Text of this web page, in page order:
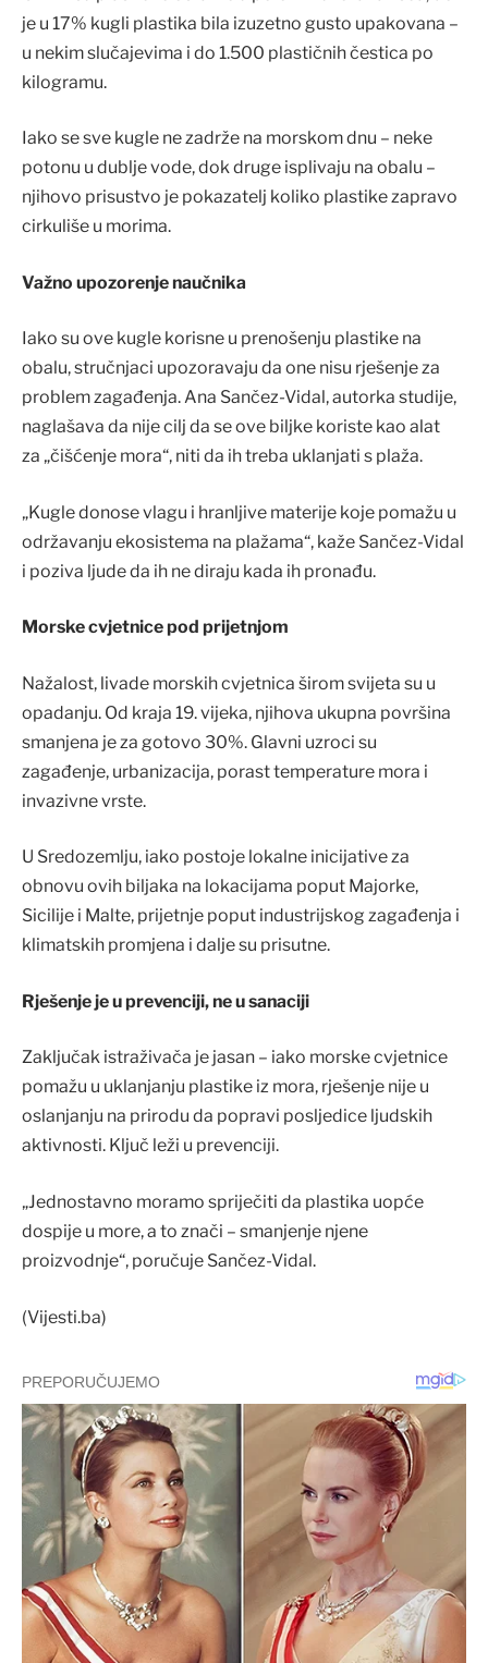
je u 17% kugli plastika bila izuzetno gusto upakovana –
u nekim slučajevima i do 1.500 plastičnih čestica po
kilogramu.
Iako se sve kugle ne zadrže na morskom dnu – neke
potonu u dublje vode, dok druge isplivaju na obalu –
njihovo prisustvo je pokazatelj koliko plastike zapravo
cirkuliše u morima.
Važno upozorenje naučnika
Iako su ove kugle korisne u prenošenju plastike na
obalu, stručnjaci upozoravaju da one nisu rješenje za
problem zagađenja. Ana Sančez-Vidal, autorka studije,
naglašava da nije cilj da se ove biljke koriste kao alat
za „čišćenje mora“, niti da ih treba uklanjati s plaža.
„Kugle donose vlagu i hranljive materije koje pomažu u
održavanju ekosistema na plažama“, kaže Sančez-Vidal
i poziva ljude da ih ne diraju kada ih pronađu.
Morske cvjetnice pod prijetnjom
Nažalost, livade morskih cvjetnica širom svijeta su u
opadanju. Od kraja 19. vijeka, njihova ukupna površina
smanjena je za gotovo 30%. Glavni uzroci su
zagađenje, urbanizacija, porast temperature mora i
invazivne vrste.
U Sredozemlju, iako postoje lokalne inicijative za
obnovu ovih biljaka na lokacijama poput Majorke,
Sicilije i Malte, prijetnje poput industrijskog zagađenja i
klimatskih promjena i dalje su prisutne.
Rješenje je u prevenciji, ne u sanaciji
Zaključak istraživača je jasan – iako morske cvjetnice
pomažu u uklanjanju plastike iz mora, rješenje nije u
oslanjanju na prirodu da popravi posljedice ljudskih
aktivnosti. Ključ leži u prevenciji.
„Jednostavno moramo spriječiti da plastika uopće
dospije u more, a to znači – smanjenje njene
proizvodnje“, poručuje Sančez-Vidal.
(Vijesti.ba)